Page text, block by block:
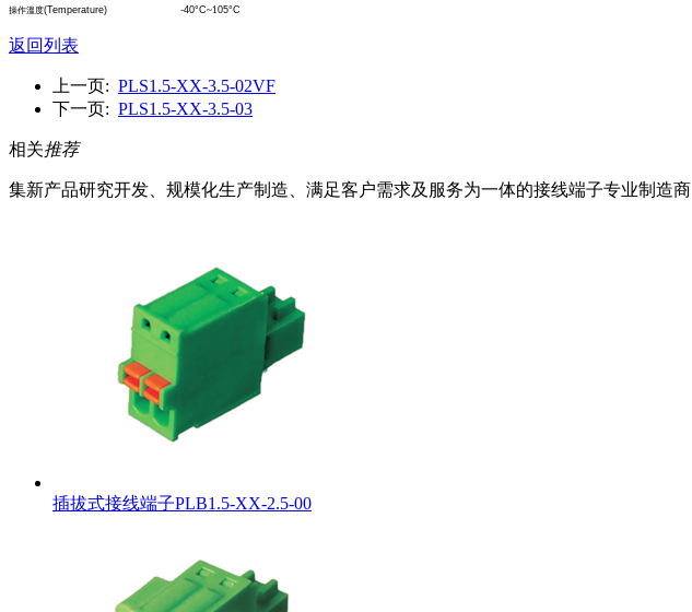
操作溫度(Temperature) -40°C~105°C
返回列表
上一页: PLS1.5-XX-3.5-02VF
下一页: PLS1.5-XX-3.5-03
相关推荐
集新产品研究开发、规模化生产制造、满足客户需求及服务为一体的接线端子专业制造商
插拔式接线端子PLB1.5-XX-2.5-00